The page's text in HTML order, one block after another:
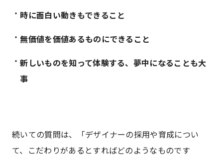
時に面白い動きもできること
無価値を価値あるものにできること
新しいものを知って体験する、夢中になることも大
事
続いての質問は、「デザイナーの採用や育成につい
て、こだわりがあるとすればどのようなものです